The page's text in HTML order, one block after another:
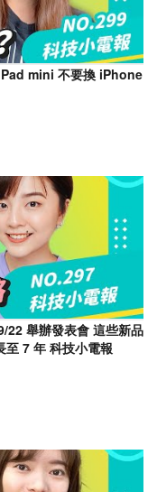
mini 不要換 iPhone
22 舉辦發表會 這些新品
至 7 年 科技小電報